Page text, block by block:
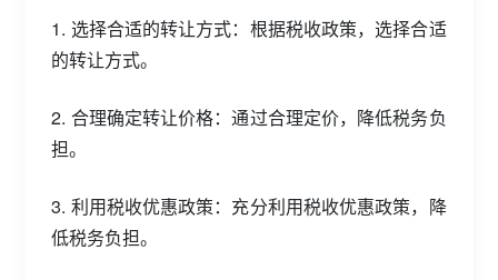
1. 选择合适的转让方式：根据税收政策，选择合适
的转让方式。
2. 合理确定转让价格：通过合理定价，降低税务负
担。
3. 利用税收优惠政策：充分利用税收优惠政策，降
低税务负担。